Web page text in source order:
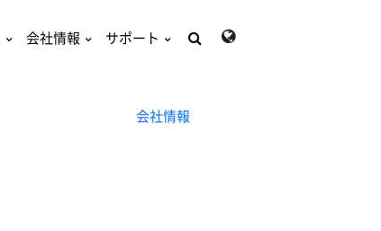
会社情報 サポート
索:
会社情報